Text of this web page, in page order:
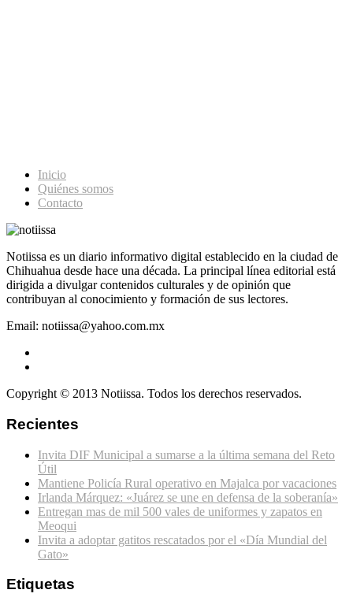
Inicio
Quiénes somos
Contacto
Notiissa es un diario informativo digital establecido en la ciudad de
Chihuahua desde hace una década. La principal línea editorial está
dirigida a divulgar contenidos culturales y de opinión que
contribuyan al conocimiento y formación de sus lectores.
Email: notiissa@yahoo.com.mx
Copyright © 2013 Notiissa. Todos los derechos reservados.
Recientes
Invita DIF Municipal a sumarse a la última semana del Reto
Útil
Mantiene Policía Rural operativo en Majalca por vacaciones
Irlanda Márquez: «Juárez se une en defensa de la soberanía»
Entregan mas de mil 500 vales de uniformes y zapatos en
Meoqui
Invita a adoptar gatitos rescatados por el «Día Mundial del
Gato»
Etiquetas